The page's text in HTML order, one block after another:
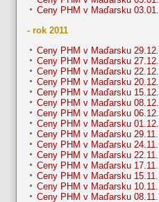
Ceny PHM v Maďarsku 03.01.
- rok 2011
Ceny PHM v Maďarsku 29.12.
Ceny PHM v Maďarsku 27.12.
Ceny PHM v Maďarsku 22.12.
Ceny PHM v Maďarsku 20.12.
Ceny PHM v Maďarsku 15.12.
Ceny PHM v Maďarsku 08.12.
Ceny PHM v Maďarsku 06.12.
Ceny PHM v Maďarsku 01.12.
Ceny PHM v Maďarsku 29.11.
Ceny PHM v Maďarsku 24.11.
Ceny PHM v Maďarsku 22.11.
Ceny PHM v Maďarsku 17.11.
Ceny PHM v Maďarsku 15.11.
Ceny PHM v Maďarsku 10.11.
Ceny PHM v Maďarsku 08.11.